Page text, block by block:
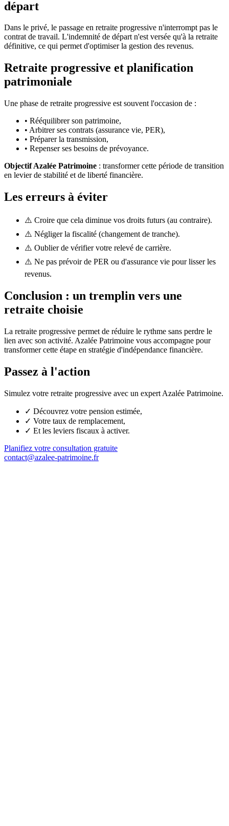
départ
Dans le privé, le passage en retraite progressive n'interrompt pas le
contrat de travail. L'indemnité de départ n'est versée qu'à la retraite
définitive, ce qui permet d'optimiser la gestion des revenus.
Retraite progressive et planification
patrimoniale
Une phase de retraite progressive est souvent l'occasion de :
• Rééquilibrer son patrimoine,
• Arbitrer ses contrats (assurance vie, PER),
• Préparer la transmission,
• Repenser ses besoins de prévoyance.
Objectif Azalée Patrimoine : transformer cette période de transition
en levier de stabilité et de liberté financière.
Les erreurs à éviter
⚠️ Croire que cela diminue vos droits futurs (au contraire).
⚠️ Négliger la fiscalité (changement de tranche).
⚠️ Oublier de vérifier votre relevé de carrière.
⚠️ Ne pas prévoir de PER ou d'assurance vie pour lisser les
revenus.
Conclusion : un tremplin vers une
retraite choisie
La retraite progressive permet de réduire le rythme sans perdre le
lien avec son activité. Azalée Patrimoine vous accompagne pour
transformer cette étape en stratégie d'indépendance financière.
Passez à l'action
Simulez votre retraite progressive avec un expert Azalée Patrimoine.
✓ Découvrez votre pension estimée,
✓ Votre taux de remplacement,
✓ Et les leviers fiscaux à activer.
Planifiez votre consultation gratuite
contact@azalee-patrimoine.fr